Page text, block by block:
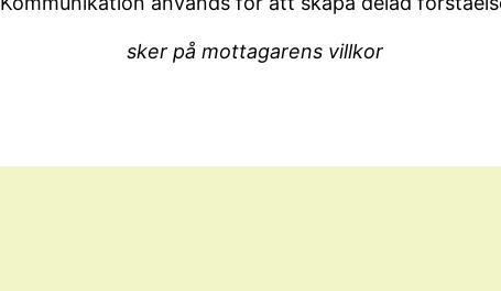
sker på mottagarens villkor